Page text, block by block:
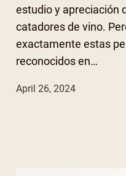
estudio y apreciación
catadores de vino.
exactamente estas
reconocidos en…
April 26, 2024